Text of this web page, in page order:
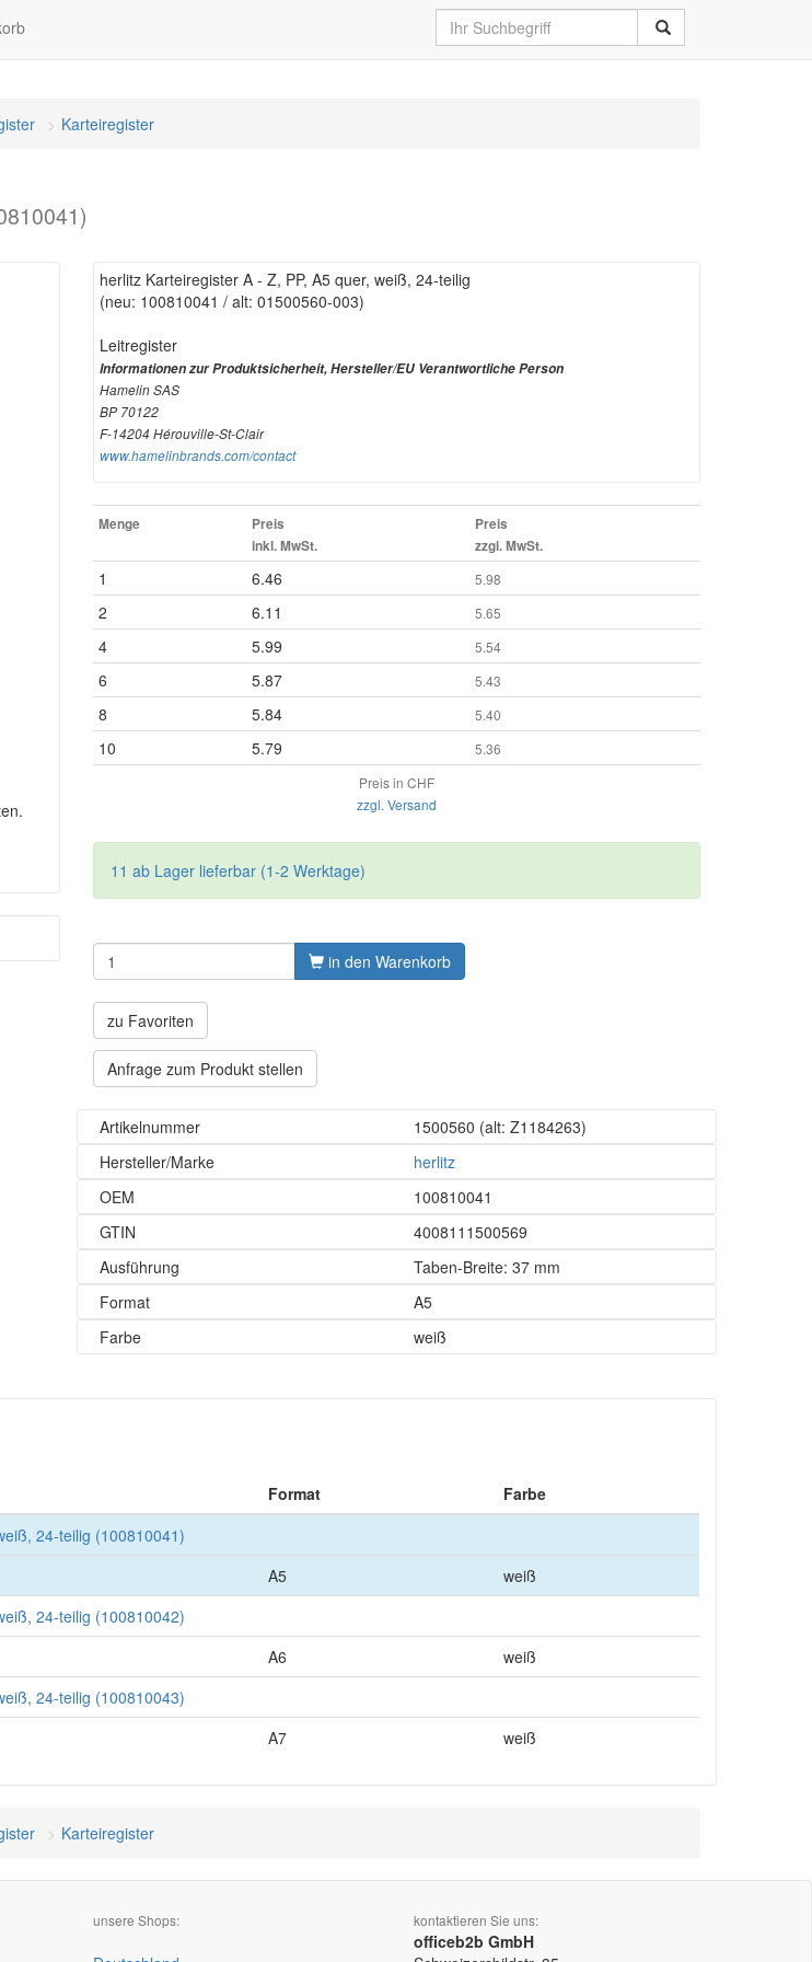
Karteiregister
herlitz Karteiregister A - Z, PP, A5 quer, weiß, 24-teilig
(neu: 100810041 / alt: 01500560-003)
Leitregister
Informationen zur Produktsicherheit, Hersteller/EU Verantwortliche Person
Hamelin SAS
BP 70122
F-14204 Hérouville-St-Clair
www.hamelinbrands.com/contact
Menge
Preis
inkl. MwSt.
Preis
zzgl. MwSt.
1 6.46 5.98
2 6.11 5.65
4 5.99 5.54
6 5.87 5.43
8 5.84 5.40
10 5.79
5.36
Preis in CHF
zzgl. Versand
11 ab Lager lieferbar (1-2 Werktage)
in den Warenkorb
zu Favoriten
Anfrage zum Produkt stellen
Artikelnummer 1500560 (alt: Z1184263)
Hersteller/Marke
herlitz
OEM
100810041
GTIN
4008111500569
Ausführung
Taben-Breite: 37 mm
Format
A5
Farbe
weiß
Format
Farbe
24-teilig (100810041)
A5
weiß
24-teilig (100810042)
A6
weiß
24-teilig (100810043)
A7 weiß
Karteiregister
unsere Shops: kontaktieren Sie uns:
officeb2b GmbH